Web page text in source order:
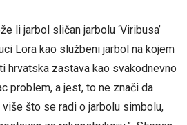
li jarbol sličan jarbolu ‘Viribusa’
Lora kao službeni jarbol na kojem
hrvatska zastava kao svakodnevno
problem, a jest, to ne znači da
što se radi o jarbolu simbolu,